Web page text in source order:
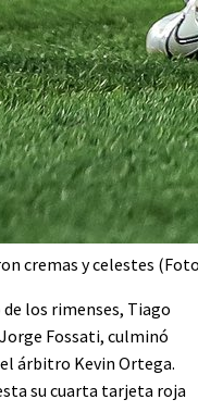
cremas y celestes
los rimenses, Tiago
Fossati, culminó
árbitro Kevin Ortega.
su cuarta tarjeta roja